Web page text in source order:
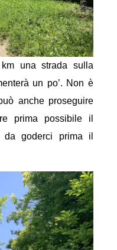
una strada sulla
un po’. Non è
anche proseguire
prima possibile il
goderci prima il